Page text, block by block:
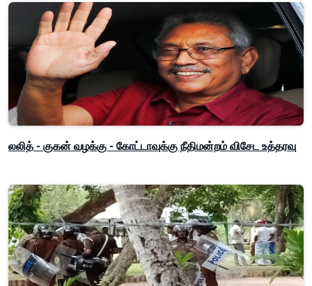
லலித் - குகன் வழக்கு - கோட்டாவுக்கு நீதிமன்றம் விசேட உத்தரவு